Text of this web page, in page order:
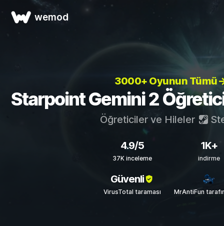
wemod
3000+ Oyunun
Starpoint Gemini 2
Öğreticiler ve Hileler
4.9/5
37K inceleme
1K+
indirme
Güvenli
VirusTotal taraması MrAntiFun